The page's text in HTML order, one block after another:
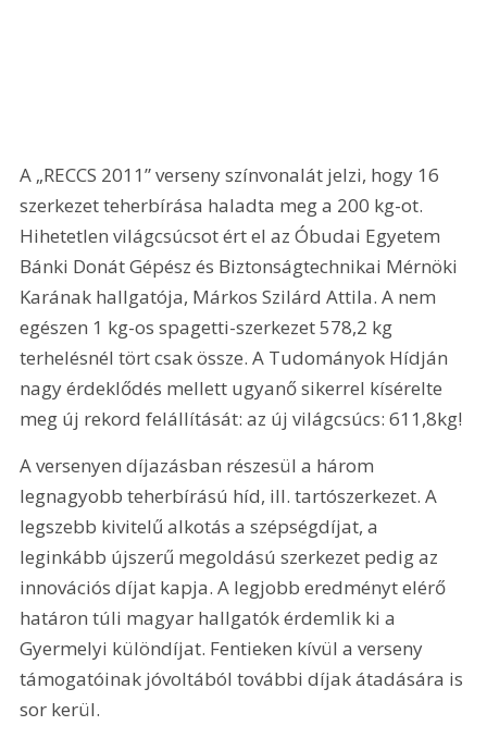
A „RECCS 2011” verseny színvonalát jelzi, hogy 16
szerkezet teherbírása haladta meg a 200 kg-ot.
Hihetetlen világcsúcsot ért el az Óbudai Egyetem
Bánki Donát Gépész és Biztonságtechnikai Mérnöki
Karának hallgatója, Márkos Szilárd Attila. A nem
egészen 1 kg-os spagetti-szerkezet 578,2 kg
terhelésnél tört csak össze. A Tudományok Hídján
nagy érdeklődés mellett ugyanő sikerrel kísérelte
meg új rekord felállítását: az új világcsúcs: 611,8kg!
A versenyen díjazásban részesül a három
legnagyobb teherbírású híd, ill. tartószerkezet. A
legszebb kivitelű alkotás a szépségdíjat, a
leginkább újszerű megoldású szerkezet pedig az
innovációs díjat kapja. A legjobb eredményt elérő
határon túli magyar hallgatók érdemlik ki a
Gyermelyi különdíjat. Fentieken kívül a verseny
támogatóinak jóvoltából további díjak átadására is
sor kerül.